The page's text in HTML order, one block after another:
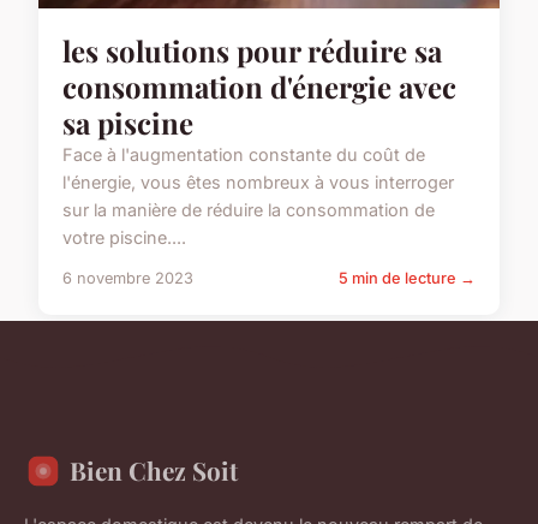
les solutions pour réduire sa
consommation d'énergie avec
sa piscine
Face à l'augmentation constante du coût de
l'énergie, vous êtes nombreux à vous interroger
sur la manière de réduire la consommation de
votre piscine....
6 novembre 2023 5 min de lecture →
Bien Chez Soit